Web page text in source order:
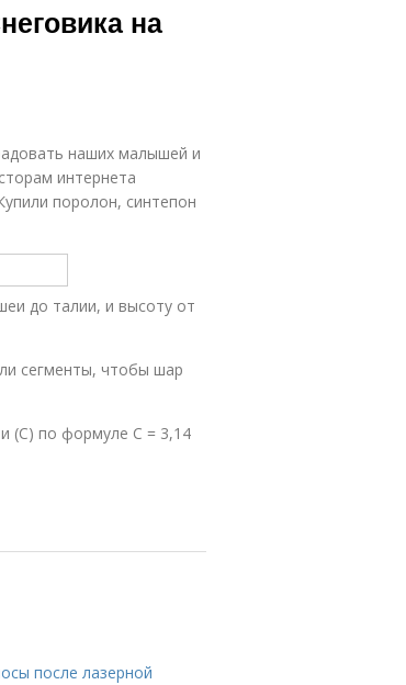
на
наших малышей и
интернета
поролон, синтепон
до талии, и высоту от
сегменты, чтобы шар
(С) по формуле С = 3,14
после лазерной